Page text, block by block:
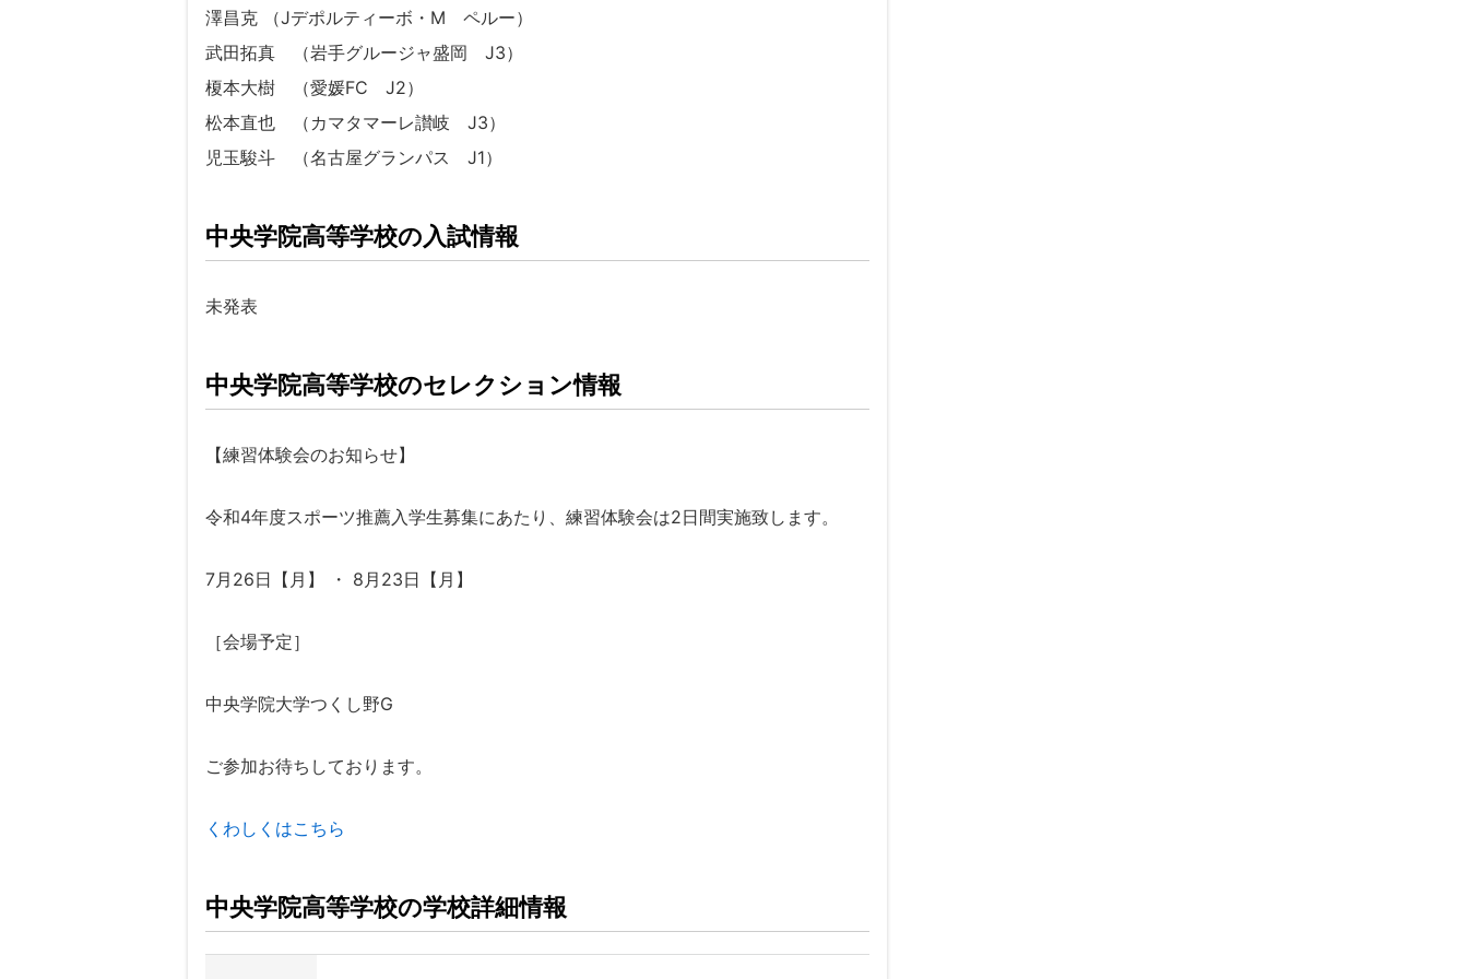
澤昌克 （Jデポルティーボ・M ペルー）
武田拓真 （岩手グルージャ盛岡 J3）
榎本大樹 （愛媛FC J2）
松本直也 （カマタマーレ讃岐 J3）
児玉駿斗 （名古屋グランパス J1）
中央学院高等学校の入試情報
未発表
中央学院高等学校のセレクション情報
【練習体験会のお知らせ】
令和4年度スポーツ推薦入学生募集にあたり、練習体験会は2日間実施致します。
7月26日【月】 ・ 8月23日【月】
［会場予定］
中央学院大学つくし野G
ご参加お待ちしております。
くわしくはこちら
中央学院高等学校の学校詳細情報